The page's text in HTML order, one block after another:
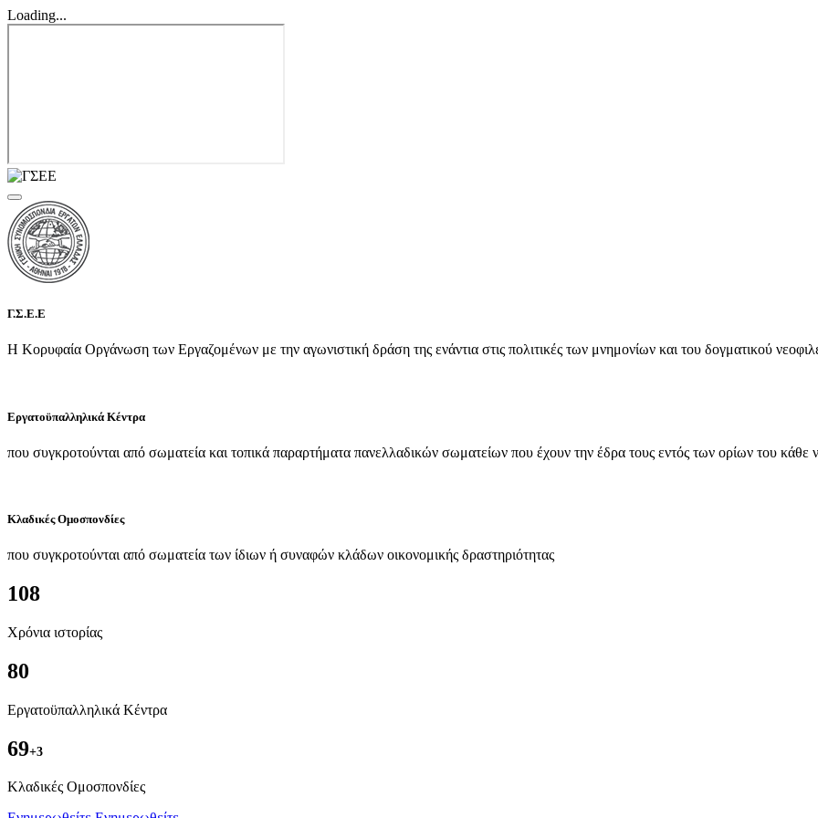
Loading...
Γ.Σ.Ε.Ε
Η Κορυφαία Οργάνωση των Εργαζομένων με την αγωνιστική δράση της ενάντια στις πολιτικές των μνημονίων και του δογματικού
Εργατοϋπαλληλικά Κέντρα
που συγκροτούνται από σωματεία και τοπικά παραρτήματα πανελλαδικών σωματείων που έχουν την έδρα τους εντός των ορίων του κάθε
Κλαδικές Ομοσπονδίες
που συγκροτούνται από σωματεία των ίδιων ή συναφών κλάδων οικονομικής δραστηριότητας
108
Χρόνια ιστορίας
80
Εργατοϋπαλληλικά Κέντρα
69+3
Kλαδικές Ομοσπονδίες